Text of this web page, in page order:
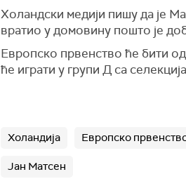
Холандски медији пишу да је
вратио у домовину пошто је
Европско првенство ће бити
ће играти у групи Д са
Холандија Европско
Јан Матсен